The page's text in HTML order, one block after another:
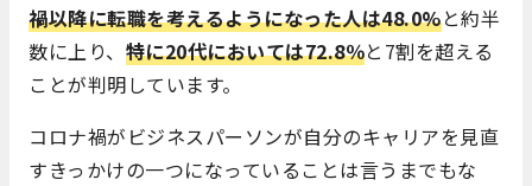
禍以降に転職を考えるようになった人は48.0%と約半
数に上り、 特に20代においては72.8％と7割を超える
ことが判明しています。
コロナ禍がビジネスパーソンが自分のキャリアを見直
すきっかけの一つになっていることは言うまでもな